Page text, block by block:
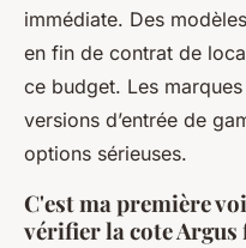
immédiate. Des
en fin de contrat de
ce budget. Les
versions d’entrée de
options sérieuses.
C'est ma première
vérifier la cote Argus